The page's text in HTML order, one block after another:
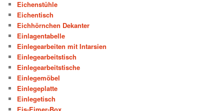
Eichenstühle
Eichentisch
Eichhörnchen Dekanter
Einlagentabelle
Einlegearbeiten mit Intarsien
Einlegearbeitstisch
Einlegearbeitstische
Einlegemöbel
Einlegeplatte
Einlegetisch